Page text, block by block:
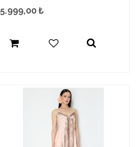
5.999,00₺